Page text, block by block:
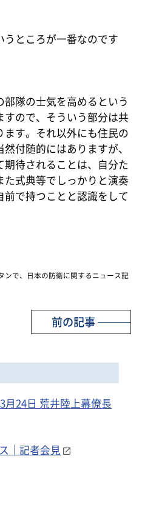
ところが一番なのです
隊の士気を高めるという
すので、そういう部分は共
す。それ以外にも住民の
付随的にはありますが、
待されることは、自分た
式典等でしっかりと演奏
前で持つことと認識をして
で、日本の防衛に関するニュース記
前の記事
月24日 荒井陸上幕僚長
｜記者会見